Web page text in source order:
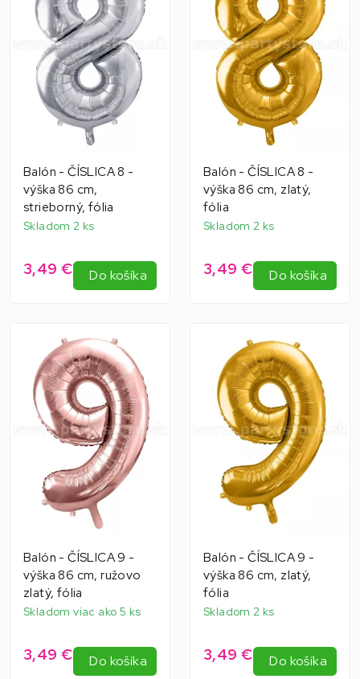
Balón - ČÍSLICA 8 -
výška 86 cm,
strieborný, fólia
Skladom 2 ks
3,49 € Do košíka
Balón - ČÍSLICA 8 -
výška 86 cm, zlatý,
fólia
Skladom 2 ks
3,49 € Do košíka
Balón - ČÍSLICA 9 -
výška 86 cm, ružovo
zlatý, fólia
Skladom viac ako 5 ks
3,49 € Do košíka
Balón - ČÍSLICA 9 -
výška 86 cm, zlatý,
fólia
Skladom 2 ks
3,49 € Do košíka